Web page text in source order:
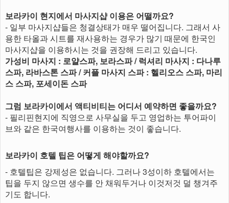
보라카이 현지에서 마사지샵 이용은 어떨까요?
- 일부 마사지샵들은 청결상태가 매우 떨어집니다. 그래서 사
용한 타올과 시트를 재사용하는 경우가 많기 때문에 한국인
마사지샵을 이용하시는 것을 권장해 드리고 있습니다.
가성비 마사지 : 로얄스파, 보라스파 / 럭셔리 마사지 : 다나루
스파, 라바스톤 스파 / 커플 마사지 스파 : 헬리오스 스파, 마리
스 스파, 포세이돈 스파
그럼 보라카이에서 액티비티는 어디서 예약하면 좋을까요?
- 필리핀현지에 직영으로 사무실을 두고 영업하는 투어파이
브와 같은 한국여행사를 이용하는 것이 좋습니다.​
보라카이 호텔 팁은 어떻게 해야할까요?
- 호텔팁은 강제성은 없습니다. 그러나 3성이하 호텔에서는
팁을 두지 않으면 생수를 안 채워두거나 이것저것 덜 챙겨주
기도 합니다.